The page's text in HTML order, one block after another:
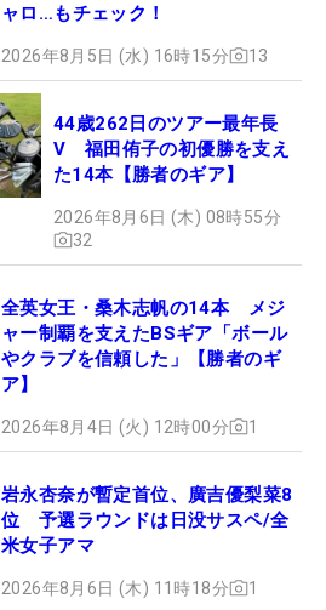
ャロ…もチェック！
2026年8月5日 (水) 16時15分 13
44歳262日のツアー最年長
V 福田侑子の初優勝を支え
た14本【勝者のギア】
2026年8月6日 (木) 08時55分
32
全英女王・桑木志帆の14本 メジ
ャー制覇を支えたBSギア「ボール
やクラブを信頼した」【勝者のギ
ア】
2026年8月4日 (火) 12時00分 1
岩永杏奈が暫定首位、廣吉優梨菜8
位 予選ラウンドは日没サスペ/全
米女子アマ
2026年8月6日 (木) 11時18分 1